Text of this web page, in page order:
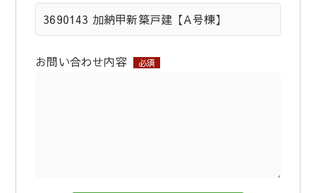
お問い合わせ内容 必須